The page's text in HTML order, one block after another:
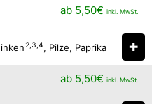
ab 5,50€ inkl. MwSt.
2,3,4, Pilze, Paprika ✚
ab 5,50€ inkl. MwSt.